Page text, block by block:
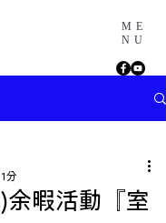
ME
NU
暇活動『室
分